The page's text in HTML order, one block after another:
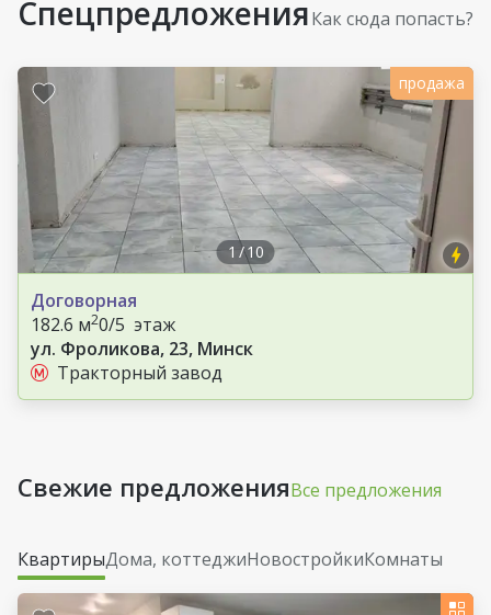
СпецпредложенияКак сюда попасть?
1 /10
продажа
Договорная
182.6 м20/5 этаж
ул. Фроликова, 23, Минск
Тракторный завод
Свежие предложенияВсе предложения
КвартирыДома, коттеджиНовостройкиКомнаты